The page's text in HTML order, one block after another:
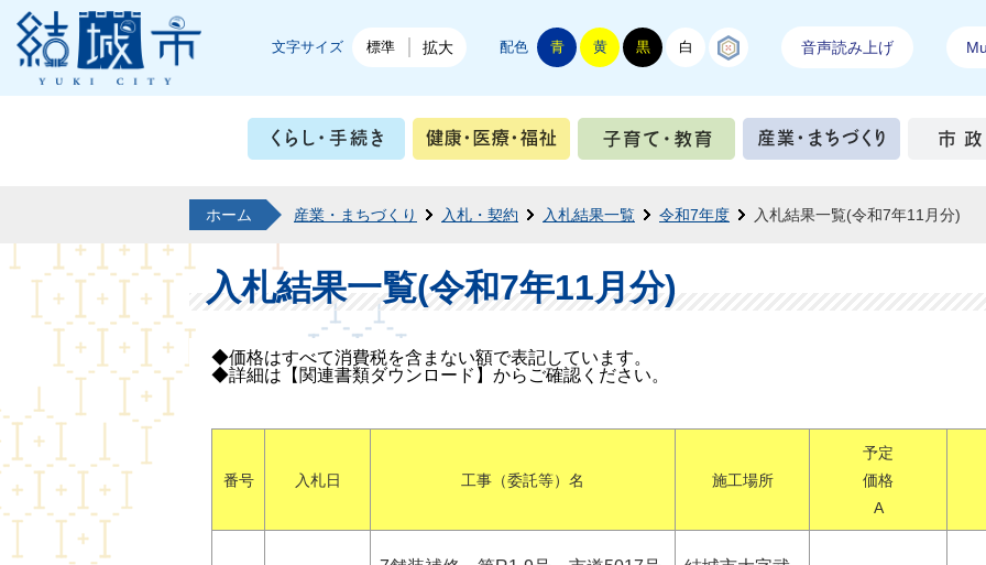
結城市公式ホームページ
文字サイズ 標準 拡大 配色 青 黄 黒 白 音声読み上げ
くらし・手続き 健康・医療・福祉 子育て・教育 産業・
ホーム 産業・まちづくり 入札・契約 入札結果一覧 令和7年度 入札結果一覧(令和7年11月分)
入札結果一覧(令和7年11月分)
◆価格はすべて消費税を含まない額で表記しています。
◆詳細は【関連書類ダウンロード】からご確認ください。
番号 入札日 工事（委託等）名 施工場所
予定
価格
A